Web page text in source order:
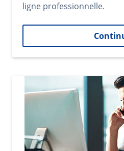
ligne professionnelle.